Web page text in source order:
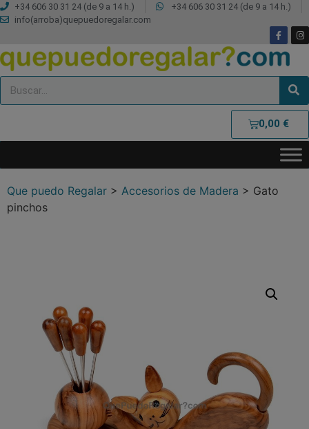
+34 606 30 31 24 (de 9 a 14 h.)
+34 606 30 31 24 (de 9 a 14 h.)
info(arroba)quepuedoregalar.com
0,00 €
Que puedo Regalar > Accesorios de Madera > Gato
pinchos